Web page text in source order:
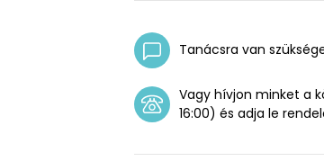
Tanácsra van
Vagy hívjon minket a
16:00) és adja le